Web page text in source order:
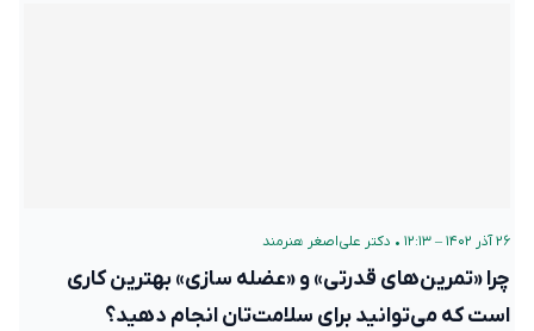
۲۶ آذر ۱۴۰۲ – ۱۲:۱۳ • دکتر علی‌اصغر هنرمند
چرا «تمرین‌های قدرتی» و «عضله سازی» بهترین کاری
است که می‌توانید برای سلامت‌تان انجام دهید؟